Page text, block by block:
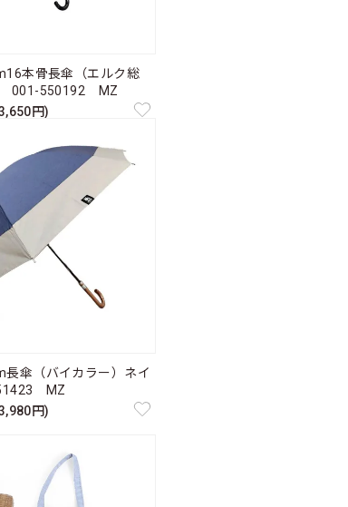
本骨長傘（エルク総
001-550192 MZ
円)
長傘（バイカラー）ネイ
MZ
円)